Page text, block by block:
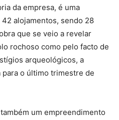
da empresa, é uma
alojamentos, sendo 28
que se veio a revelar
rochoso como pelo facto de
arqueológicos, a
o último trimestre de
um empreendimento